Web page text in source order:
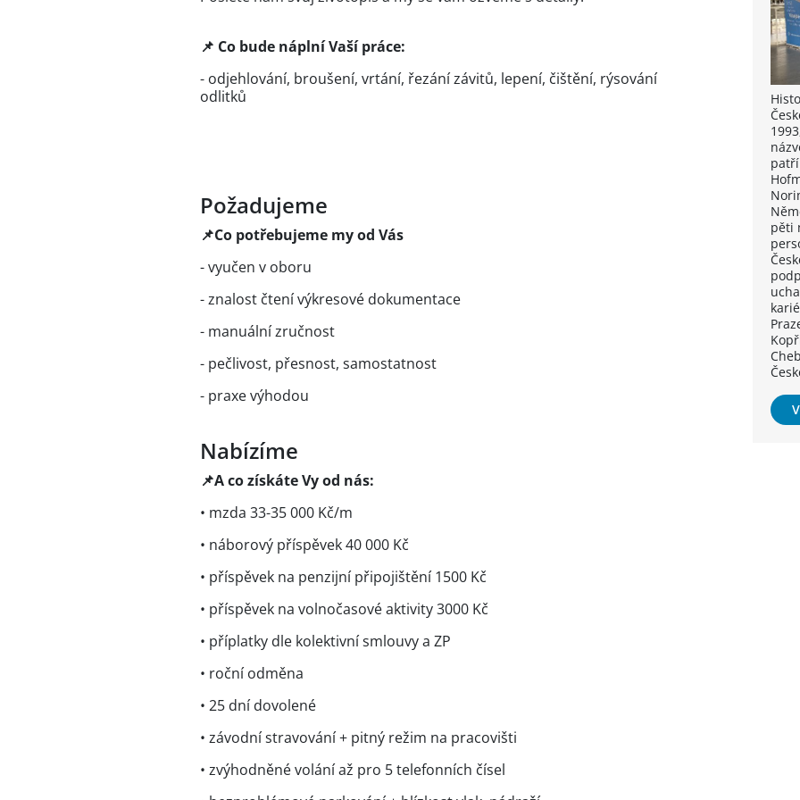
pěti
📌 Co bude náplní Vaší práce:
- odjehlování, broušení, vrtání, řezání závitů, lepení, čištění, rýsování
odlitků
Požadujeme
📌Co potřebujeme my od Vás
- vyučen v oboru
- znalost čtení výkresové dokumentace
- manuální zručnost
- pečlivost, přesnost, samostatnost
- praxe výhodou
Nabízíme
📌A co získáte Vy od nás:
• mzda 33-35 000 Kč/m
• náborový příspěvek 40 000 Kč
• příspěvek na penzijní připojištění 1500 Kč
• příspěvek na volnočasové aktivity 3000 Kč
• příplatky dle kolektivní smlouvy a ZP
• roční odměna
• 25 dní dovolené
• závodní stravování + pitný režim na pracovišti
• zvýhodněné volání až pro 5 telefonních čísel